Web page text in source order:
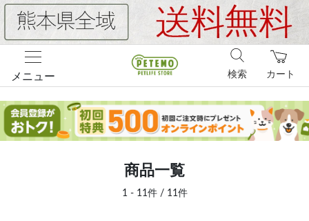
メニュー カート
検索
商品一覧
1 - 11件 / 11件